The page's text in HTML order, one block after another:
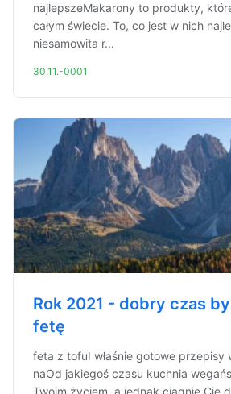
najlepszeMakarony to produkty,
całym świecie. To, co jest w nich
niesamowita r...
30.11.-0001
Rok 2021 - dobry czas
fetę
feta z tofuI właśnie gotowe przepisy
naOd jakiegoś czasu kuchnia
Twoim życiem, a jednak ciągnie Cię